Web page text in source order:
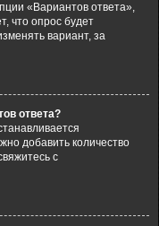
«Вариантов ответа»,
что опрос будет
вариант, за
ответа?
добавить количество
с